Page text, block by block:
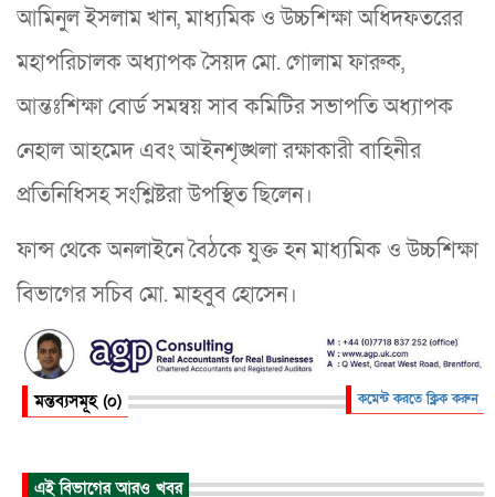
আমিনুল ইসলাম খান, মাধ্যমিক ও উচ্চশিক্ষা অধিদফতরের
মহাপরিচালক অধ্যাপক সৈয়দ মো. গোলাম ফারুক,
আন্তঃশিক্ষা বোর্ড সমন্বয় সাব কমিটির সভাপতি অধ্যাপক
নেহাল আহমেদ এবং আইনশৃঙ্খলা রক্ষাকারী বাহিনীর
প্রতিনিধিসহ সংশ্লিষ্টরা উপস্থিত ছিলেন।
ফান্স থেকে অনলাইনে বৈঠকে যুক্ত হন মাধ্যমিক ও উচ্চশিক্ষা
বিভাগের সচিব মো. মাহবুব হোসেন।
মন্তব্যসমূহ (০) কমেন্ট করতে ক্লিক করুন
এই বিভাগের আরও খবর